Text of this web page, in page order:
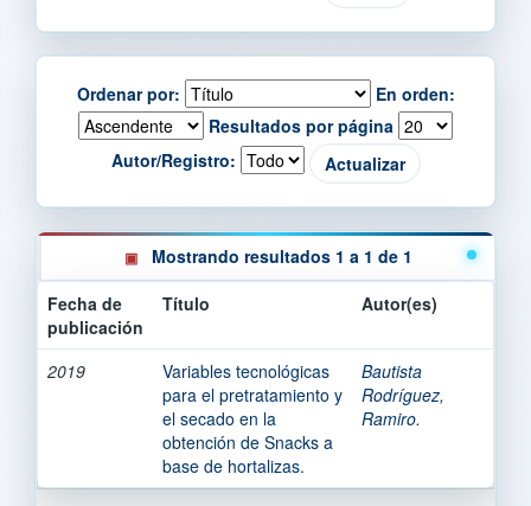
Ordenar por:
En orden:
Resultados por página
Autor/Registro:
Mostrando resultados 1 a 1 de 1
Fecha de
publicación
Título Autor(es)
2019
Variables tecnológicas
para el pretratamiento y
el secado en la
obtención de Snacks a
base de hortalizas.
Bautista
Rodríguez,
Ramiro.